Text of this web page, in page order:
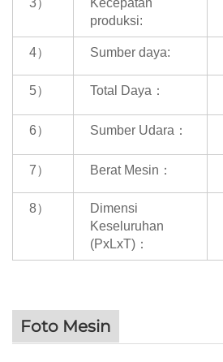
produksi:
4） Sumber daya:
5） Total Daya：
6） Sumber Udara：
7） Berat Mesin：
8）
Dimensi
Keseluruhan
(PxLxT)：
Foto Mesin